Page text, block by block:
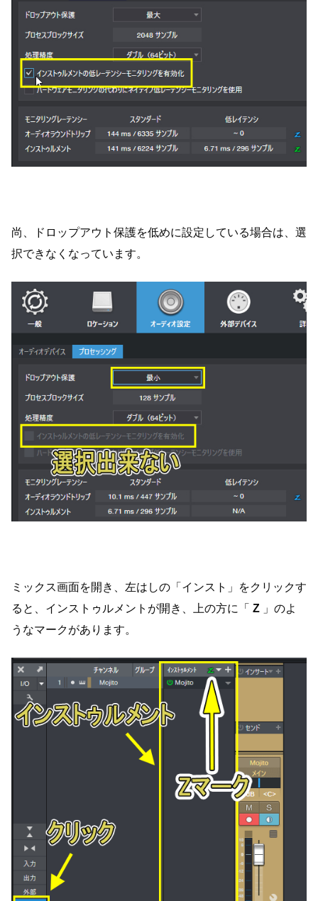
尚、ドロップアウト保護を低めに設定している場合は、選
択できなくなっています。
ミックス画面を開き、左はしの「インスト」をクリックす
ると、インストゥルメントが開き、上の方に「 Z 」のよ
うなマークがあります。